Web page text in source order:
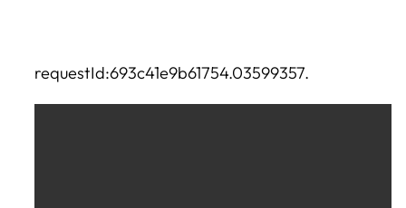
requestId:693c41e9b61754.03599357.